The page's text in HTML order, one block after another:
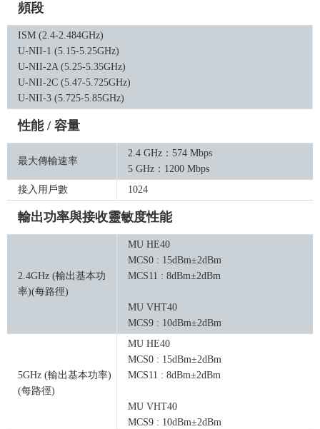
頻段
ISM (2.4-2.484GHz)
U-NII-1 (5.15-5.25GHz)
U-NII-2A (5.25-5.35GHz)
U-NII-2C (5.47-5.725GHz)
U-NII-3 (5.725-5.85GHz)
性能 / 容量
最大傳輸速率
2.4 GHz：574 Mbps
5 GHz：1200 Mbps
接入用戶數
1024
輸出功率與接收靈敏度性能
2.4GHz (輸出基本功
率)(每路徑)
MU HE40
MCS0 : 15dBm±2dBm
MCS11 : 8dBm±2dBm
MU VHT40
MCS9 : 10dBm±2dBm
5GHz (輸出基本功率)
(每路徑)
MU HE40
MCS0 : 15dBm±2dBm
MCS11 : 8dBm±2dBm
MU VHT40
MCS9 : 10dBm±2dBm